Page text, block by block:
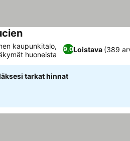
Katso hinnat
9,0Loistava (389
kaupunkitalo,
huoneista
tarkat hinnat